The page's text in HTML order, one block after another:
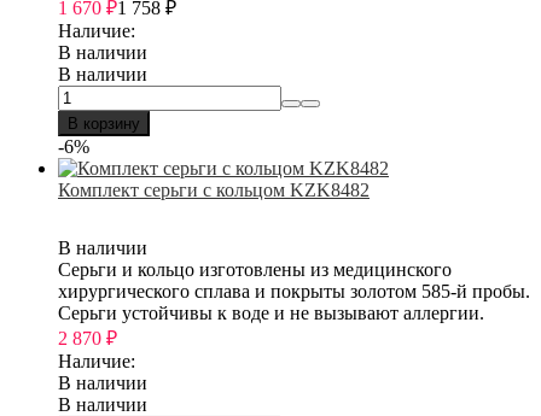
1 670 ₽1 758 ₽
Наличие:
В наличии
В наличии
В корзину
-6%
Комплект серьги с кольцом KZK8482
В наличии
Серьги и кольцо изготовлены из медицинского
хирургического сплава и покрыты золотом 585-й пробы.
Серьги устойчивы к воде и не вызывают аллергии.
2 870 ₽
Наличие:
В наличии
В наличии